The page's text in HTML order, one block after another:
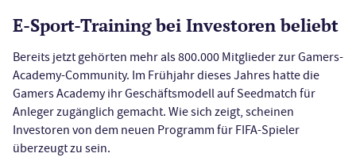
E-Sport-Training bei Investoren beliebt
Bereits jetzt gehörten mehr als 800.000 Mitglieder zur Gamers-
Academy-Community. Im Frühjahr dieses Jahres hatte die
Gamers Academy ihr Geschäftsmodell auf Seedmatch für
Anleger zugänglich gemacht. Wie sich zeigt, scheinen
Investoren von dem neuen Programm für FIFA-Spieler
überzeugt zu sein.